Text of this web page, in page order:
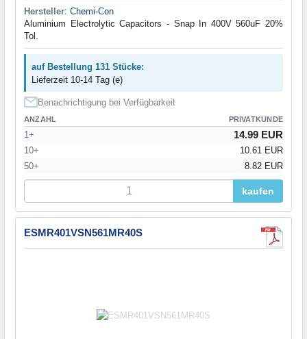
Hersteller: Chemi-Con
Aluminium Electrolytic Capacitors - Snap In 400V 560uF 20%
Tol.
auf Bestellung 131 Stücke:
Lieferzeit 10-14 Tag (e)
Benachrichtigung bei Verfügbarkeit
ANZAHL PRIVATKUNDE
1+ 14.99 EUR
10+
10.61 EUR
50+
8.82 EUR
kaufen
ESMR401VSN561MR40S